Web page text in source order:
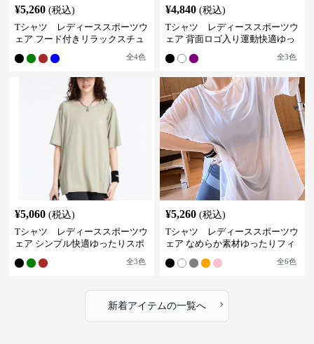
¥5,260 (税込)
Tシャツ レディーススポーツウ
ェア フード付きリラックスチュ
全4色
¥4,840 (税込)
Tシャツ レディーススポーツウ
ェア 背面ロゴ入り運動快適ゆっ
全3色
¥5,060 (税込)
Tシャツ レディーススポーツウ
ェア シンプル快適ゆったりスポ
全3色
¥5,260 (税込)
Tシャツ レディーススポーツウ
ェア なめらか素材ゆったりフィ
全6色
新着アイテムの一覧へ ›